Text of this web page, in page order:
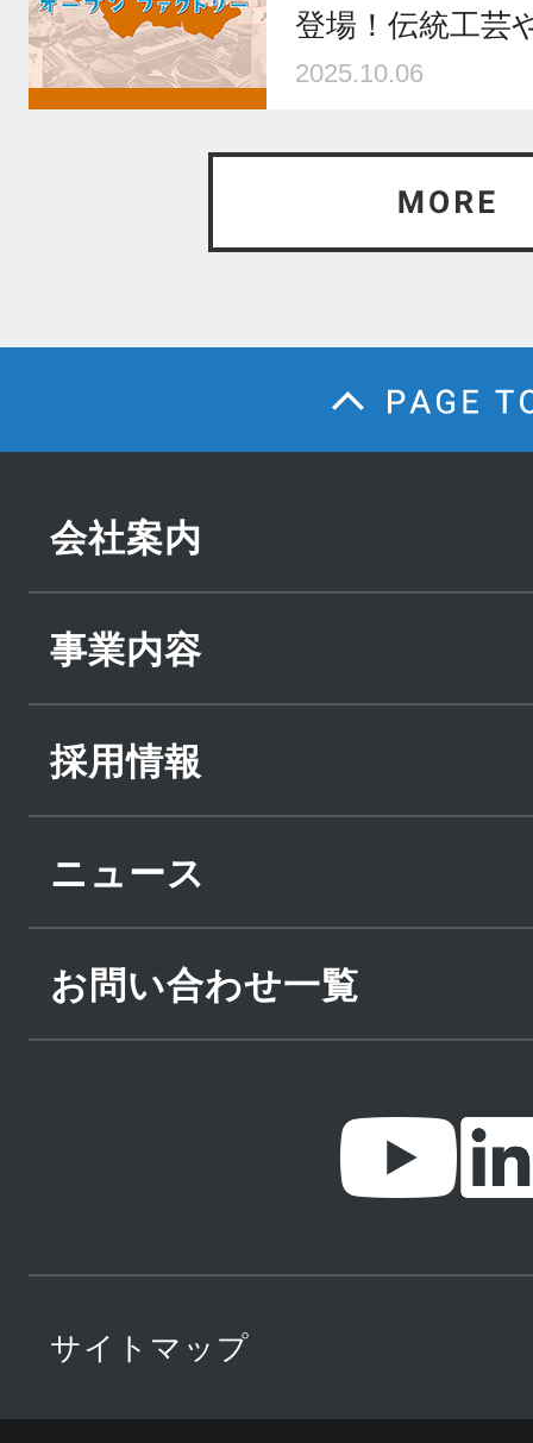
登場！伝統工芸
2025.10.06
会社案内
事業内容
採用情報
ニュース
お問い合わせ一覧
サイトマップ